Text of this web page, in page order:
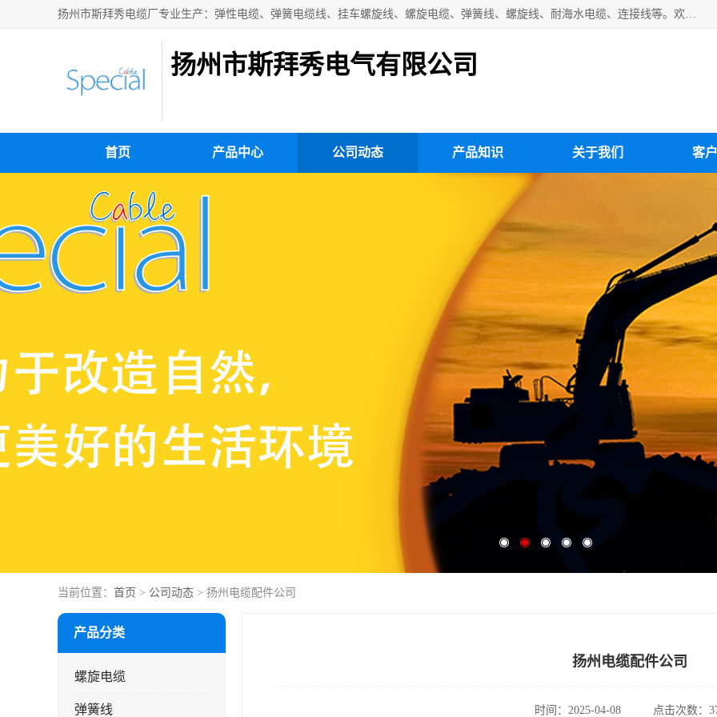
扬州市斯拜秀电缆厂专业生产：弹性电缆、弹簧电缆线、挂车螺旋线、螺旋电缆、弹簧线、螺旋线、耐海水电缆、连接线等。欢迎来电咨询！
扬州市斯拜秀电气有限公司
首页 产品中心 公司动态 产品知识 关于我们 客
当前位置： 首页 > 公司动态 > 扬州电缆配件公司
产品分类
螺旋电缆
弹簧线
扬州电缆配件公司
时间：2025-04-08 点击次数：